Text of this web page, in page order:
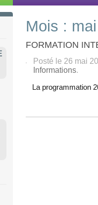
Mois :
FORMATION
Posté le 26 mai
Informations.
La programmation